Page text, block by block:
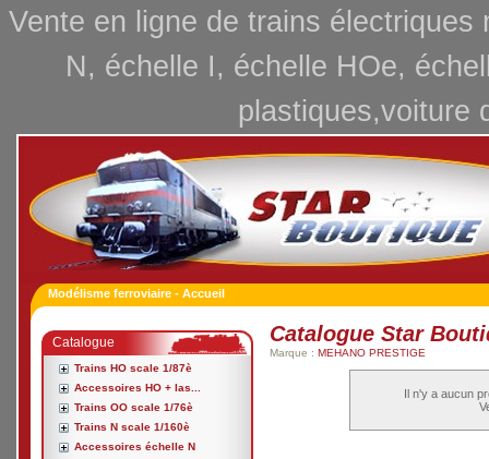
Vente en ligne de trains
N, échelle I, échelle HOe,
plastiques,voiture
Modélisme ferroviaire - Accueil
Catalogue
Trains HO scale 1/87è
Accessoires HO + las...
Trains OO scale 1/76è
Trains N scale 1/160è
Accessoires échelle N
Catalogue Star
Marque : MEHANO PRESTIGE
Il n'y a aucun